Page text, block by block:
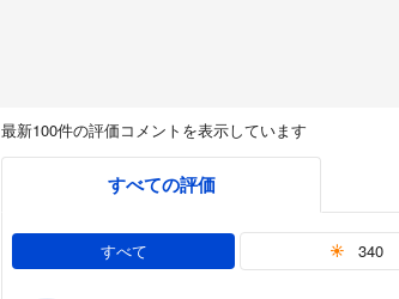
最新100件の評価コメントを表示しています
すべての評価
すべて 340